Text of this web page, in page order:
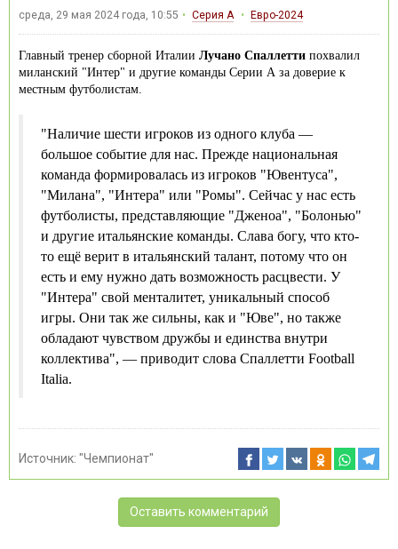
среда, 29 мая 2024 года, 10:55 Серия А Евро-2024
Главный тренер сборной Италии Лучано Спаллетти похвалил
миланский "Интер" и другие команды Серии А за доверие к
местным футболистам.
"Наличие шести игроков из одного клуба —
большое событие для нас. Прежде национальная
команда формировалась из игроков "Ювентуса",
"Милана", "Интера" или "Ромы". Сейчас у нас есть
футболисты, представляющие "Дженоа", "Болонью"
и другие итальянские команды. Слава богу, что кто-
то ещё верит в итальянский талант, потому что он
есть и ему нужно дать возможность расцвести. У
"Интера" свой менталитет, уникальный способ
игры. Они так же сильны, как и "Юве", но также
обладают чувством дружбы и единства внутри
коллектива", — приводит слова Спаллетти Football
Italia.
Источник: "Чемпионат"
Оставить комментарий